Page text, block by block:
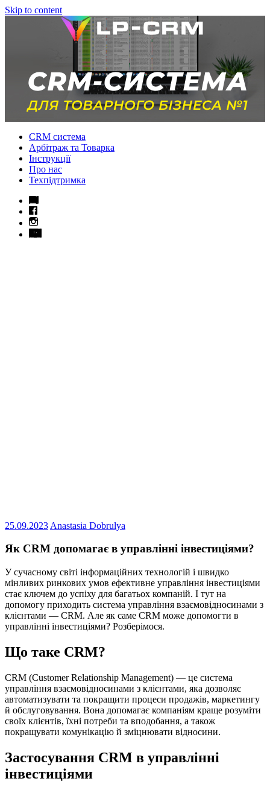
Skip to content
CRM система
Арбітраж та Товарка
Інструкції
Про нас
Техпідтримка
25.09.2023 Anastasia Dobrulya
Як CRM допомагає в управлінні інвестиціями?
У сучасному світі інформаційних технологій і швидко
мінливих ринкових умов ефективне управління інвестиціями
стає ключем до успіху для багатьох компаній. І тут на
допомогу приходить система управління взаємовідносинами з
клієнтами — CRM. Але як саме CRM може допомогти в
управлінні інвестиціями? Розберімося.
Що таке CRM?
CRM (Customer Relationship Management) — це система
управління взаємовідносинами з клієнтами, яка дозволяє
автоматизувати та покращити процеси продажів, маркетингу
й обслуговування. Вона допомагає компаніям краще розуміти
своїх клієнтів, їхні потреби та вподобання, а також
покращувати комунікацію й зміцнювати відносини.
Застосування CRM в управлінні
інвестиціями